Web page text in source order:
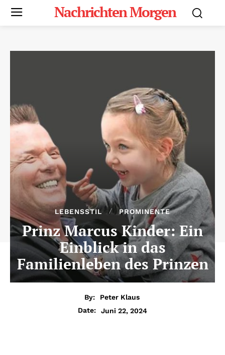
Nachrichten Morgen
LEBENSSTIL PROMINENTE
Prinz Marcus Kinder: Ein
Einblick in das
Familienleben des Prinzen
By:
Peter Klaus
Date:
Juni 22, 2024